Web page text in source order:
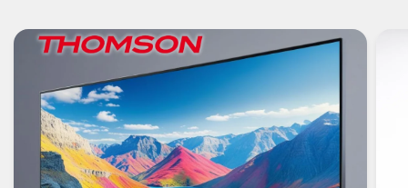
Core coprocessore: 16
MEMORIA
RAM installata: 16 GB